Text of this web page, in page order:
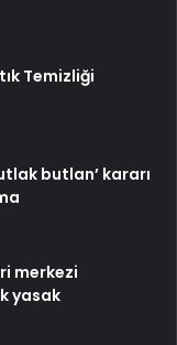
Temizliği
butlan’ kararı
merkezi
yasak